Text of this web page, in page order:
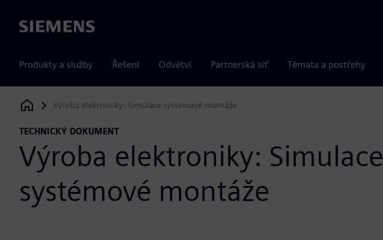
Siemens
Produkty a služby Řešení Odvětví Partnerská síť Témata a postřehy
Siemens Digital Industries Software
Výroba elektroniky: Simulace systémové montáže
TECHNICKÝ DOKUMENT
Výroba elektroniky: Simulace
systémové montáže